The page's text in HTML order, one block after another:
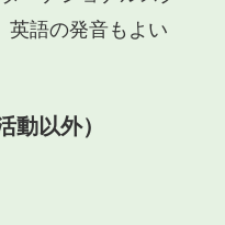
英語の発音もよい
動以外）